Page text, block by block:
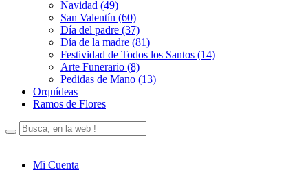
Navidad (49)
San Valentín (60)
Día del padre (37)
Día de la madre (81)
Festividad de Todos los Santos (14)
Arte Funerario (8)
Pedidas de Mano (13)
Orquídeas
Ramos de Flores
Mi Cuenta